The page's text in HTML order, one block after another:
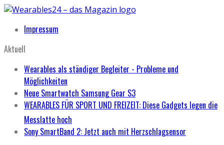
Impressum
Aktuell
Wearables als ständiger Begleiter - Probleme und
Möglichkeiten
Neue Smartwatch Samsung Gear S3
WEARABLES FÜR SPORT UND FREIZEIT: Diese Gadgets legen die
Messlatte hoch
Sony SmartBand 2: Jetzt auch mit Herzschlagsensor